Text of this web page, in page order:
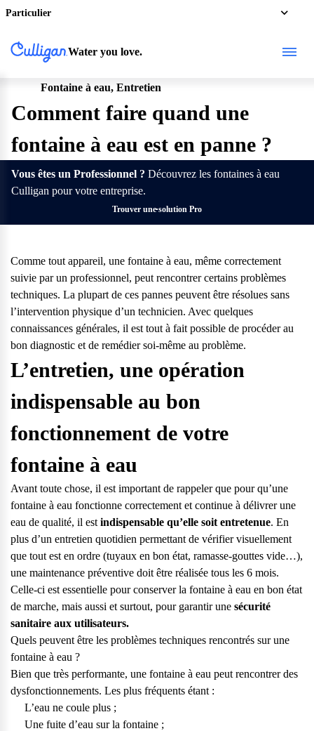
Particulier
Water you love.
Fontaine à eau, Entretien
Comment faire quand une
fontaine à eau est en panne ?
Vous êtes un Professionnel ? Découvrez les fontaines à eau
Culligan pour votre entreprise.
Trouver une solution Pro
Comme tout appareil, une fontaine à eau, même correctement
suivie par un professionnel, peut rencontrer certains problèmes
techniques. La plupart de ces pannes peuvent être résolues sans
l’intervention physique d’un technicien. Avec quelques
connaissances générales, il est tout à fait possible de procéder au
bon diagnostic et de remédier soi-même au problème.
L’entretien, une opération
indispensable au bon
fonctionnement de votre
fontaine à eau
Avant toute chose, il est important de rappeler que pour qu’une
fontaine à eau fonctionne correctement et continue à délivrer une
eau de qualité, il est indispensable qu’elle soit entretenue. En
plus d’un entretien quotidien permettant de vérifier visuellement
que tout est en ordre (tuyaux en bon état, ramasse-gouttes vide…),
une maintenance préventive doit être réalisée tous les 6 mois.
Celle-ci est essentielle pour conserver la fontaine à eau en bon état
de marche, mais aussi et surtout, pour garantir une sécurité
sanitaire aux utilisateurs.
Quels peuvent être les problèmes techniques rencontrés sur une
fontaine à eau ?
Bien que très performante, une fontaine à eau peut rencontrer des
dysfonctionnements. Les plus fréquents étant :
L’eau ne coule plus ;
Une fuite d’eau sur la fontaine ;
Questions fréquentes
Consultez notre page de FAQ pour trouver toutes les réponses à
vos questions.
Service après-vente
Vous avez des demandes sur l’entretien, le suivi et le dépannage